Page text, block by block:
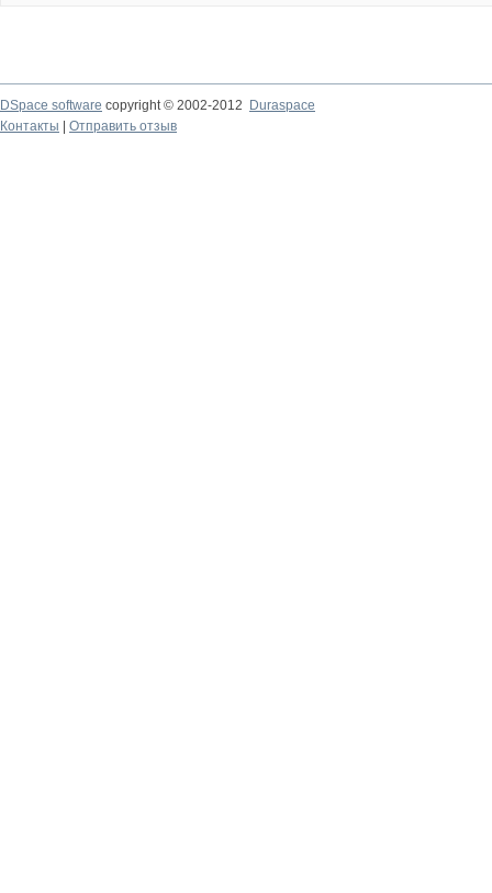
DSpace software copyright © 2002-2012
Duraspace
Контакты
Отправить отзыв